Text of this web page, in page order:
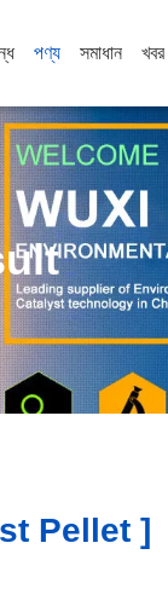
পণ্য সমাধান খবর
Pellet ]